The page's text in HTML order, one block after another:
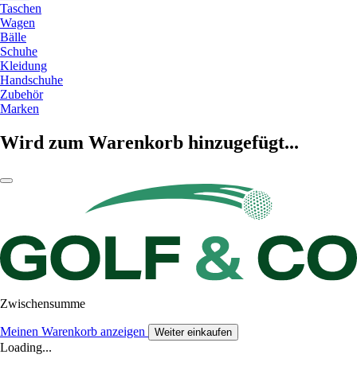
Taschen
Wagen
Bälle
Schuhe
Kleidung
Handschuhe
Zubehör
Marken
Wird zum Warenkorb hinzugefügt...
Zwischensumme
Meinen Warenkorb anzeigen Weiter einkaufen
Loading...